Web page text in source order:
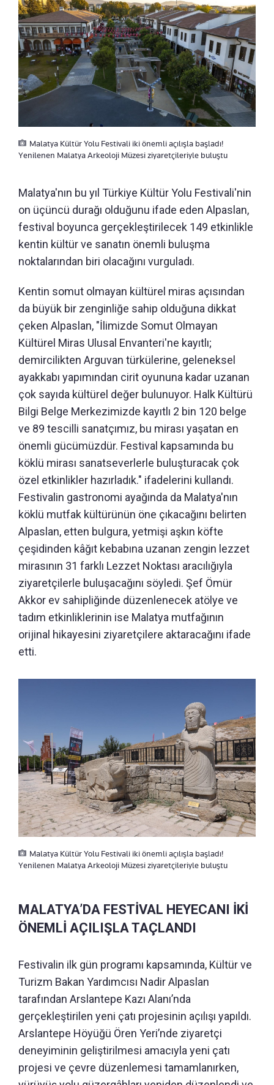
Malatya Kültür Yolu Festivali iki önemli açılışla başladı!
Yenilenen Malatya Arkeoloji Müzesi ziyaretçileriyle buluştu
Malatya'nın bu yıl Türkiye Kültür Yolu Festivali'nin
on üçüncü durağı olduğunu ifade eden Alpaslan,
festival boyunca gerçekleştirilecek 149 etkinlikle
kentin kültür ve sanatın önemli buluşma
noktalarından biri olacağını vurguladı.
Kentin somut olmayan kültürel miras açısından
da büyük bir zenginliğe sahip olduğuna dikkat
çeken Alpaslan, "İlimizde Somut Olmayan
Kültürel Miras Ulusal Envanteri'ne kayıtlı;
demircilikten Arguvan türkülerine, geleneksel
ayakkabı yapımından cirit oyununa kadar uzanan
çok sayıda kültürel değer bulunuyor. Halk Kültürü
Bilgi Belge Merkezimizde kayıtlı 2 bin 120 belge
ve 89 tescilli sanatçımız, bu mirası yaşatan en
önemli gücümüzdür. Festival kapsamında bu
köklü mirası sanatseverlerle buluşturacak çok
özel etkinlikler hazırladık." ifadelerini kullandı.
Festivalin gastronomi ayağında da Malatya'nın
köklü mutfak kültürünün öne çıkacağını belirten
Alpaslan, etten bulgura, yetmişi aşkın köfte
çeşidinden kâğıt kebabına uzanan zengin lezzet
mirasının 31 farklı Lezzet Noktası aracılığıyla
ziyaretçilerle buluşacağını söyledi. Şef Ömür
Akkor ev sahipliğinde düzenlenecek atölye ve
tadım etkinliklerinin ise Malatya mutfağının
orijinal hikayesini ziyaretçilere aktaracağını ifade
etti.
Malatya Kültür Yolu Festivali iki önemli açılışla başladı!
Yenilenen Malatya Arkeoloji Müzesi ziyaretçileriyle buluştu
MALATYA’DA FESTİVAL HEYECANI İKİ
ÖNEMLİ AÇILIŞLA TAÇLANDI
Festivalin ilk gün programı kapsamında, Kültür ve
Turizm Bakan Yardımcısı Nadir Alpaslan
tarafından Arslantepe Kazı Alanı’nda
gerçekleştirilen yeni çatı projesinin açılışı yapıldı.
Arslantepe Höyüğü Ören Yeri’nde ziyaretçi
deneyiminin geliştirilmesi amacıyla yeni çatı
projesi ve çevre düzenlemesi tamamlanırken,